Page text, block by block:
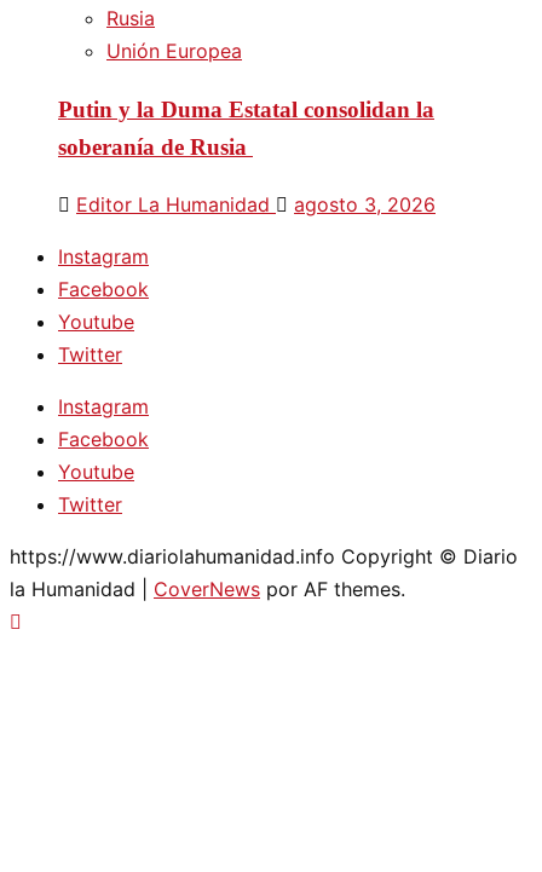
Rusia
Unión Europea
Putin y la Duma Estatal consolidan la
soberanía de Rusia
Editor La Humanidad agosto 3, 2026
Instagram
Facebook
Youtube
Twitter
Instagram
Facebook
Youtube
Twitter
https://www.diariolahumanidad.info Copyright © Diario
la Humanidad
CoverNews por AF themes.